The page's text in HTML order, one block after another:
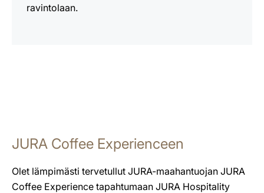
ravintolaan.
JURA Coffee Experienceen
Olet lämpimästi tervetullut JURA-maahantuojan JURA
Coffee Experience tapahtumaan JURA Hospitality